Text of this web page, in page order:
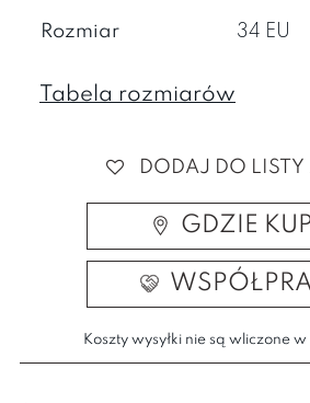
Rozmiar 34 EU
Tabela rozmiarów
DODAJ DO LISTY
GDZIE
Koszty wysyłki nie są wliczone w